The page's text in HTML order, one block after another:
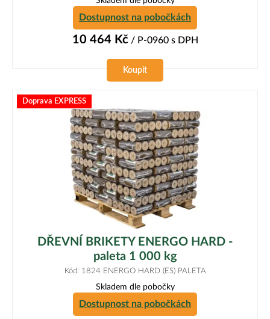
Dostupnost na pobočkách
10 464 Kč/ P-0960 s DPH
Koupit
Doprava EXPRESS
DŘEVNÍ BRIKETY ENERGO HARD -
paleta 1 000 kg
Kód: 1824 ENERGO HARD (ES) PALETA
Skladem dle pobočky
Dostupnost na pobočkách